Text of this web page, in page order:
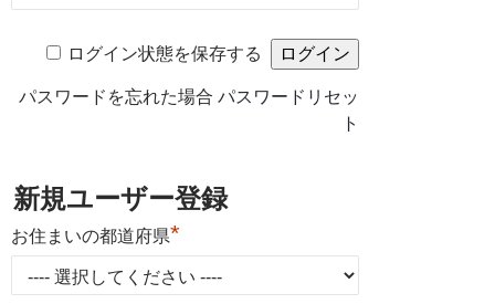
ログイン状態を保存する
パスワードを忘れた場合 パスワードリセッ
ト
新規ユーザー登録
お住まいの都道府県*